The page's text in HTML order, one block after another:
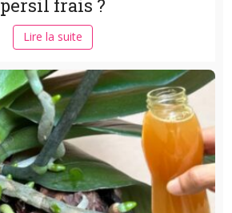
persil frais ?
Lire la suite